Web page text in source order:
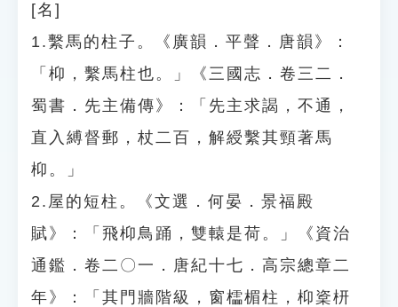
[名]
1.繫馬的柱子。《廣韻．平聲．唐韻》：
「枊，繫馬柱也。」《三國志．卷三二．
蜀書．先主備傳》：「先主求謁，不通，
直入縛督郵，杖二百，解綬繫其頸著馬
枊。」
2.屋的短柱。《文選．何晏．景福殿
賦》：「飛枊鳥踊，雙轅是荷。」《資治
通鑑．卷二〇一．唐紀十七．高宗總章二
年》：「其門牆階級，窗櫺楣柱，枊楶枅